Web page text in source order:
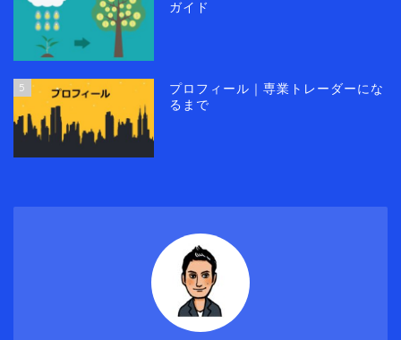
ガイド
5
プロフィール｜専業トレーダーにな
るまで